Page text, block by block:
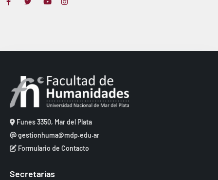
Funes 3350, Mar del Plata
gestionhuma@mdp.edu.ar
Formulario de Contacto
Secretarías